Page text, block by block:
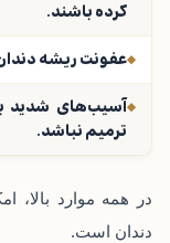
کرده باشند.
عفونت‌ ریشه
آسیب‌های شدید
ترمیم نباشد.
در همه موارد بالا،
دندان است.